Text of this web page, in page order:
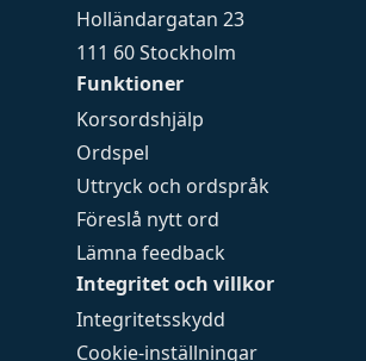
Funktioner
Korsordshjälp
Ordspel
Uttryck och ordspråk
Föreslå nytt ord
Lämna feedback
Integritet och villkor
Integritetsskydd
Cookie-inställningar
Holländargatan 23
111 60 Stockholm